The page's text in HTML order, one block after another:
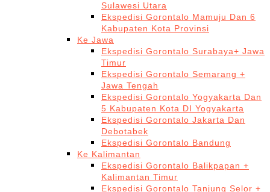
Sulawesi Utara
Ekspedisi Gorontalo Mamuju Dan 6
Kabupaten Kota Provinsi
Ke Jawa
Ekspedisi Gorontalo Surabaya+ Jawa
Timur
Ekspedisi Gorontalo Semarang +
Jawa Tengah
Ekspedisi Gorontalo Yogyakarta Dan
5 Kabupaten Kota DI Yogyakarta
Ekspedisi Gorontalo Jakarta Dan
Debotabek
Ekspedisi Gorontalo Bandung
Ke Kalimantan
Ekspedisi Gorontalo Balikpapan +
Kalimantan Timur
Ekspedisi Gorontalo Tanjung Selor +